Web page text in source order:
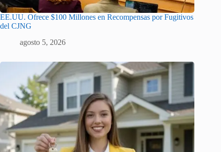
EE.UU. Ofrece $100 Millones en Recompensas por Fugitivos
del CJNG
agosto 5, 2026